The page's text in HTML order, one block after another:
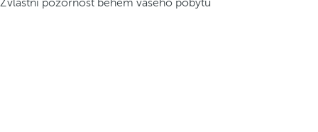
Zvláštní pozornost během vašeho pobytu